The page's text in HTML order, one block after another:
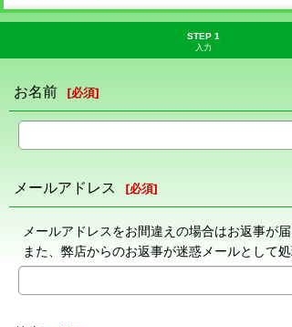
STEP 1
入力
お名前 [必須]
メールアドレス [必須]
メールアドレスをお間違えの場合はお返事が
また、弊店からのお返事が迷惑メールとして